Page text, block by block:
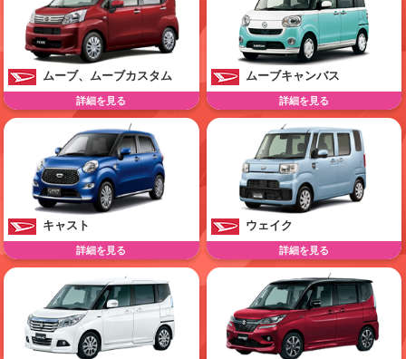
ムーブ、ムーブカスタム
詳細を見る
ムーブキャンバス
詳細を見る
キャスト
詳細を見る
ウェイク
詳細を見る